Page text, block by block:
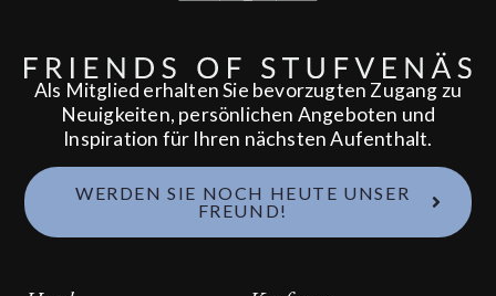
Als Mitglied erhalten Sie bevorzugten Zugang zu
Neuigkeiten, persönlichen Angeboten und
Inspiration für Ihren nächsten Aufenthalt.
WERDEN SIE NOCH HEUTE UNSER
FREUND!